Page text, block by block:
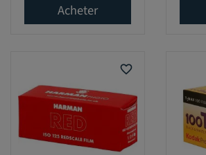
Acheter
favorite_border